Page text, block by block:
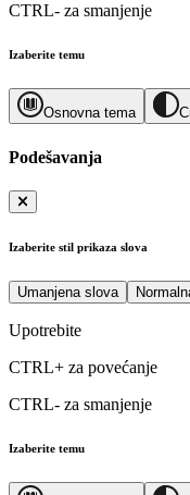
CTRL- za smanjenje
Izaberite temu
Osnovna tema
Podešavanja
Izaberite stil prikaza slova
Umanjena slova
Upotrebite
CTRL+ za povećanje
CTRL- za smanjenje
Izaberite temu